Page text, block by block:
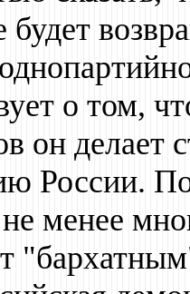
будет
о том,
он делает
России.
менее